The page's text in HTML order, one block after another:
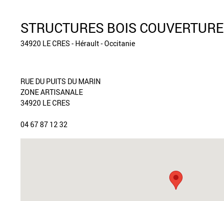
STRUCTURES BOIS COUVERTURE
34920 LE CRES - Hérault - Occitanie
RUE DU PUITS DU MARIN
ZONE ARTISANALE
34920 LE CRES
04 67 87 12 32